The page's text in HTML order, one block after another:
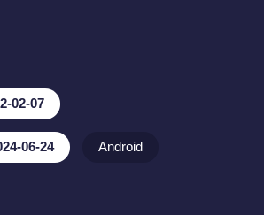
02-07
06-24 Android